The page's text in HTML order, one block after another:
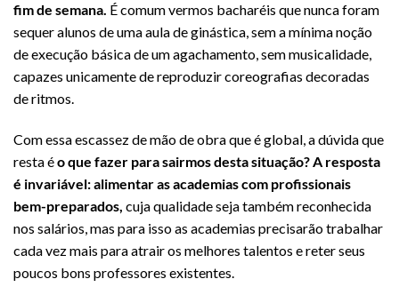
fim de semana. É comum vermos bacharéis que nunca foram
sequer alunos de uma aula de ginástica, sem a mínima noção
de execução básica de um agachamento, sem musicalidade,
capazes unicamente de reproduzir coreografias decoradas
de ritmos.
Com essa escassez de mão de obra que é global, a dúvida que
resta éo que fazer para sairmos desta situação? A resposta
é invariável: alimentar as academias com profissionais
bem-preparados, cuja qualidade seja também reconhecida
nos salários, mas para isso as academias precisarão trabalhar
cada vez mais para atrair os melhores talentos e reter seus
poucos bons professores existentes.